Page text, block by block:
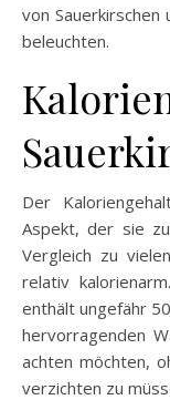
von Sauerkirschen
beleuchten.
Der
Aspekt, der sie
Vergleich zu
relativ
enthält ungefähr
hervorragenden
achten möchten,
verzichten zu